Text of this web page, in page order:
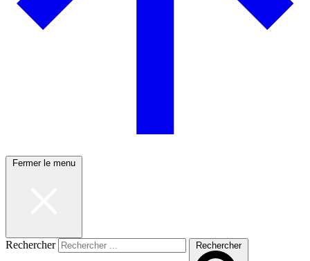
Fermer le menu
Rechercher Rechercher